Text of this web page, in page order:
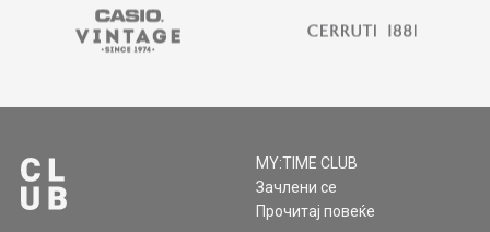
MY:TIME CLUB
Зачлени се
Прочитај повеќе